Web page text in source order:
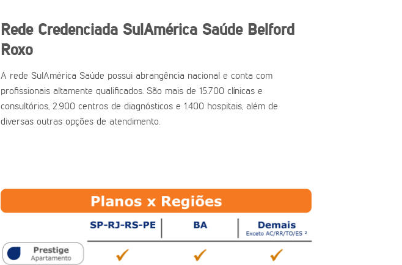
Rede Credenciada SulAmérica Saúde Belford
Roxo
A rede SulAmérica Saúde possui abrangência nacional e conta com
profissionais altamente qualificados. São mais de 15.700 clínicas e
consultórios, 2.900 centros de diagnósticos e 1.400 hospitais, além de
diversas outras opções de atendimento.